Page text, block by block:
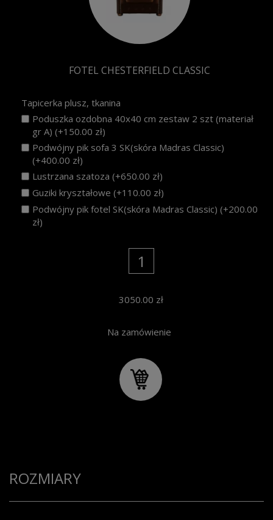
FOTEL CHESTERFIELD CLASSIC
Tapicerka plusz, tkanina
Poduszka ozdobna 40x40 cm zestaw 2 szt (materiał
gr A) (+150.00 zł)
Podwójny pik sofa 3 SK(skóra Madras Classic)
(+400.00 zł)
Lustrzana szatoza (+650.00 zł)
Guziki kryształowe (+110.00 zł)
Podwójny pik fotel SK(skóra Madras Classic) (+200.00
zł)
3050.00 zł
Na zamówienie
ROZMIARY